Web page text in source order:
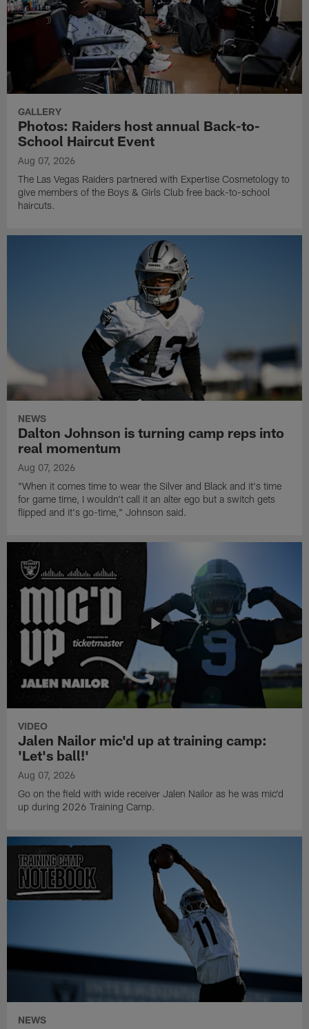
GALLERY
Photos: Raiders host annual Back-to-
School Haircut Event
Aug 07, 2026
The Las Vegas Raiders partnered with Expertise Cosmetology to
give members of the Boys & Girls Club free back-to-school
haircuts.
NEWS
Dalton Johnson is turning camp reps into
real momentum
Aug 07, 2026
"When it comes time to wear the Silver and Black and it's time
for game time, I wouldn't call it an alter ego but a switch gets
flipped and it's go-time," Johnson said.
VIDEO
Jalen Nailor mic'd up at training camp:
'Let's ball!'
Aug 07, 2026
Go on the field with wide receiver Jalen Nailor as he was mic'd
up during 2026 Training Camp.
NEWS